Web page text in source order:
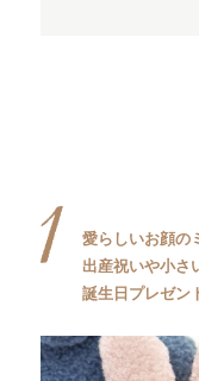
愛らしいお顔の
出産祝いや小さ
誕生日プレゼン